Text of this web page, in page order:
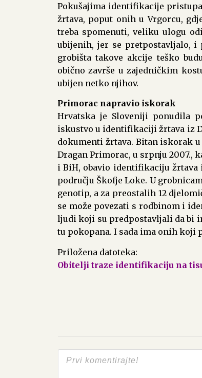
Pokušajima identifikacije
žrtava, poput onih u Vrgorcu,
treba spomenuti, veliku ulogu
ubijenih, jer se pretpostavljalo, i
grobišta takove akcije teško
obično završe u zajedničkim
ubijen netko njihov.
Primorac napravio iskorak
Hrvatska je Sloveniji ponudila
iskustvo u identifikaciji žrtava iz
dokumenti žrtava. Bitan iskorak
Dragan Primorac, u srpnju 2007.,
i BiH, obavio identifikaciju žrtava
području Škofje Loke. U
genotip, a za preostalih 12
se može povezati s rodbinom i
ljudi koji su predpostavljali da bi
tu pokopana. I sada ima onih koji
Priložena datoteka:
Obitelji traze identifikaciju na